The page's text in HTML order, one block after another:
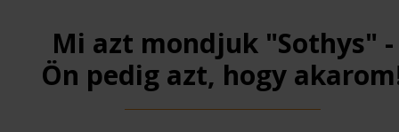
Mi azt mondjuk "Sothys" -
Ön pedig azt, hogy